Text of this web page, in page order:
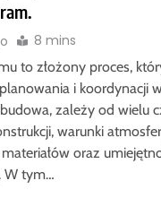
8 mins
to złożony proces,
i koordynacji
zależy od wielu
warunki
oraz
W tym…